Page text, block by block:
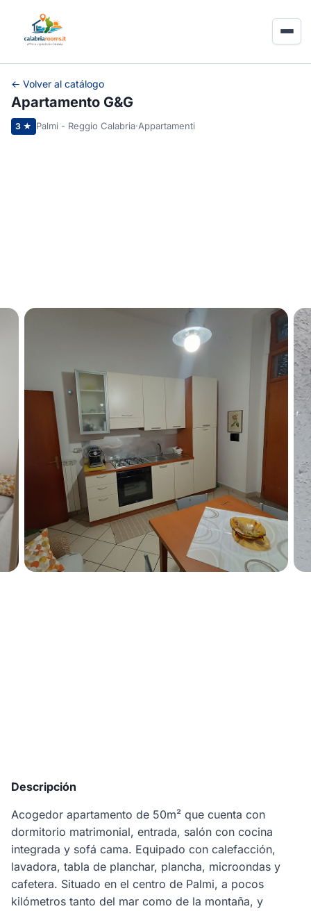
← Volver al catálogo
Apartamento G&G
3 ★ Palmi - Reggio Calabria·Appartamenti
Descripción
Acogedor apartamento de 50m² que cuenta con
dormitorio matrimonial, entrada, salón con cocina
integrada y sofá cama. Equipado con calefacción,
lavadora, tabla de planchar, plancha, microondas y
cafetera. Situado en el centro de Palmi, a pocos
kilómetros tanto del mar como de la montaña, y